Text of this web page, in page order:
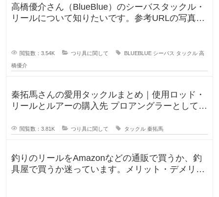
し
た
？
ー
ル
高橋優介さん（BlueBlue）のシーバスタックル・
リールについて知りたいです。参考URLの写真の
閲覧数：3.54K つり具に関して BLUEBLUE シーバス タックル 高
橋優介
秦拓馬さんの愛用タックルまとめ｜使用ロッド・
リールとルアーの購入先 プロアングラーとして、
閲覧数：3.81K つり具に関して タックル 秦拓馬
釣りのリールをAmazonなどの通販で買うか、釣
具屋で買うか迷っています。メリット・デメリッ